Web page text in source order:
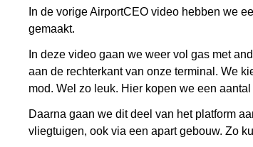
In de vorige AirportCEO video hebben we
gemaakt.
In deze video gaan we weer vol gas met
aan de rechterkant van onze terminal. We
mod. Wel zo leuk. Hier kopen we een
Daarna gaan we dit deel van het platform
vliegtuigen, ook via een apart gebouw. Zo